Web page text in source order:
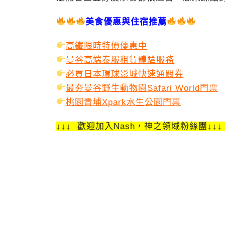
美食優惠與住宿推薦
高鐵限時特價優惠中
曼谷高端泰服租賃體驗服務
必買日本環球影城快速通關券
最夯曼谷野生動物園Safari World門票
桃園青埔Xpark水生公園門票
↓↓↓ 歡迎加入Nash，神之領域粉絲團↓↓↓